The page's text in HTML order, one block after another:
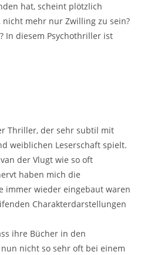
hat, scheint plötzlich
nicht mehr nur Zwilling zu sein?
In diesem Psychothriller ist
Thriller, der sehr subtil mit
weiblichen Leserschaft spielt.
der Vlugt wie so oft
haben mich die
immer wieder eingebaut waren
Charakterdarstellungen
ihre Bücher in den
nicht so sehr oft bei einem